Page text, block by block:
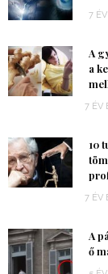
7
A
a
7 ÉV
10
7 ÉV
A
ő